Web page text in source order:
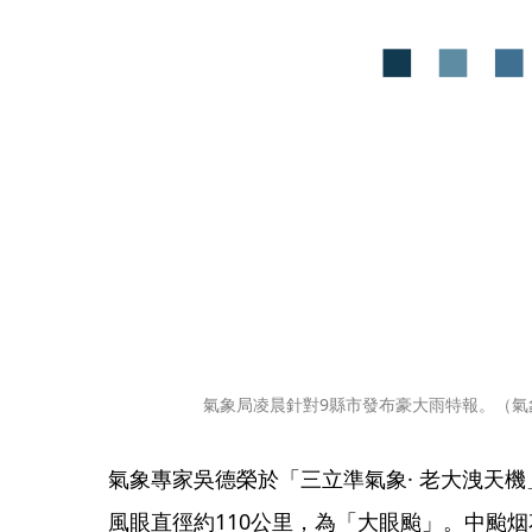
氣象局凌晨針對9縣市發布豪大雨特報。（
氣象專家吳德榮於「三立準氣象· 老大洩天
風眼直徑約110公里，為「大眼颱」。中颱